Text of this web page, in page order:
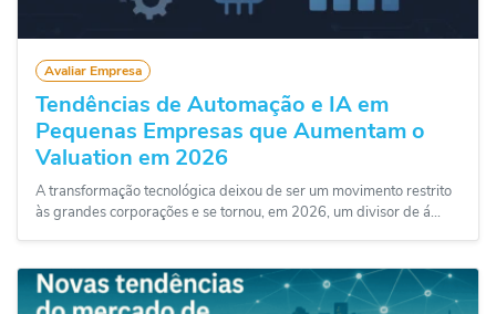
Avaliar Empresa
Tendências de Automação e IA em
Pequenas Empresas que Aumentam o
Valuation em 2026
A transformação tecnológica deixou de ser um movimento restrito
às grandes corporações e se tornou, em 2026, um divisor de á...